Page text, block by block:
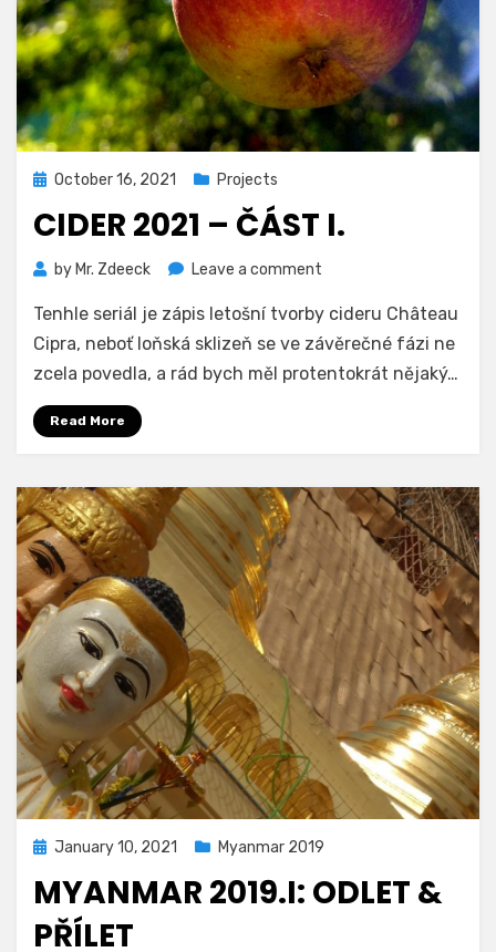
Posted
October 16, 2021 Projects
CIDER 2021 – ČÁST I.
by Mr. Zdeeck Leave a comment
2021
–
část
Tenhle seriál je zápis letošní tvorby cideru Château
Cipra, neboť loňská sklizeň se ve závěrečné fázi ne
zcela povedla, a rád bych měl protentokrát nějaký…
Read More
Posted
January 10, 2021 Myanmar 2019
MYANMAR 2019.I: ODLET &
PŘÍLET